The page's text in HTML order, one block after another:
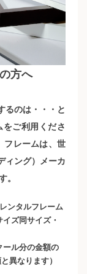
方へ
るのは・・・と
ご利用くださ
フレームは、世
ィング）メーカ
。
ンタルフレーム
ズ同サイズ・
ール分の金額の
異なります）